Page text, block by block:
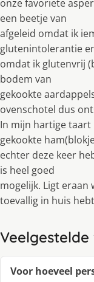
onze favoriete
een beetje van
afgeleid omdat ik
glutenintolerantie
omdat ik glutenvrij
bodem van
gekookte
ovenschotel dus
In mijn hartige taart
gekookte
echter deze keer
is heel goed
mogelijk. Ligt eraan
toevallig in huis
Voor hoeveel